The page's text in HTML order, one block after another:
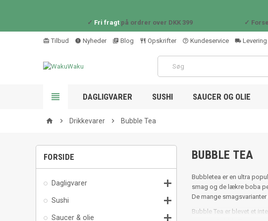
✓ Fri fragtpå ordrer over DKK 399 ✓
card_giftcard Tilbud new_releases Nyheder library_books Blog restaurant_outline
Opskrifter help_outline Kundeservice local_shipping Levering
 DAGLIGVARER SUSHI SAUCER OG OLIE
home  Drikkevarer  Bubble Tea
FORSIDE
Dagligvarer 
Sushi 
Saucer & olie 
BUBBLE TEA
Bubbletea er en ultra
smag og de lækre boba
De mange
Bubble Tea er blevet et